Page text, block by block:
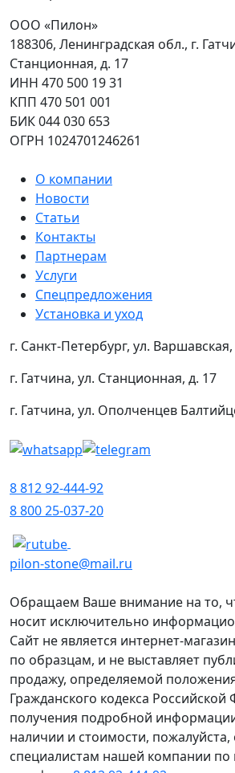
ООО «Пилон»
188306, Ленинградская обл., г.
Станционная, д. 17
ИНН 470 500 19 31
КПП 470 501 001
БИК 044 030 653
ОГРН 1024701246261
О компании
Новости
Статьи
Контакты
Партнерам
Услуги
Спецпредложения
Установка и уход
г. Санкт-Петербург, ул. Варшавская,
г. Гатчина, ул. Станционная, д. 17
г. Гатчина, ул. Ополченцев
8 812 92-444-92
8 800 25-037-20
pilon-stone@mail.ru
Обращаем Ваше внимание на то,
носит исключительно
Сайт не является интернет-
по образцам, и не выставляет
продажу, определяемой
Гражданского кодекса
получения подробной
наличии и стоимости,
специалистам нашей компании